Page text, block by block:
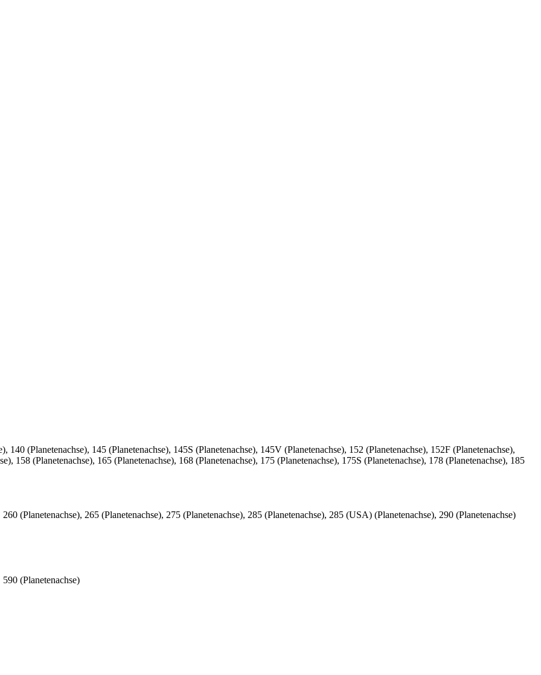
140 (Planetenachse), 145 (Planetenachse), 145S (Planetenachse), 145V (Planetenachse), 152 (Planetenachse), 152F (Planetenachse),
158 (Planetenachse), 165 (Planetenachse), 168 (Planetenachse), 175 (Planetenachse), 175S (Planetenachse), 178 (Planetenachse), 185
(Planetenachse), 265 (Planetenachse), 275 (Planetenachse), 285 (Planetenachse), 285 (USA) (Planetenachse), 290 (Planetenachse)
(Planetenachse)